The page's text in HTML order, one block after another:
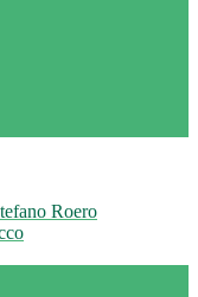
Roero